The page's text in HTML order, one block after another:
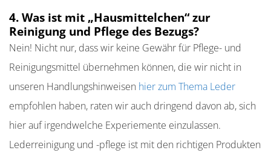
4. Was ist mit „Hausmittelchen“ zur
Reinigung und Pflege des Bezugs?
Nein! Nicht nur, dass wir keine Gewähr für Pflege- und
Reinigungsmittel übernehmen können, die wir nicht in
unseren Handlungshinweisen hier zum Thema Leder
empfohlen haben, raten wir auch dringend davon ab, sich
hier auf irgendwelche Experiemente einzulassen.
Lederreinigung und -pflege ist mit den richtigen Produkten